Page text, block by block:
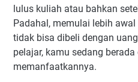
lulus kuliah atau bahkan
Padahal, memulai lebih
tidak bisa dibeli dengan
pelajar, kamu sedang
memanfaatkannya.